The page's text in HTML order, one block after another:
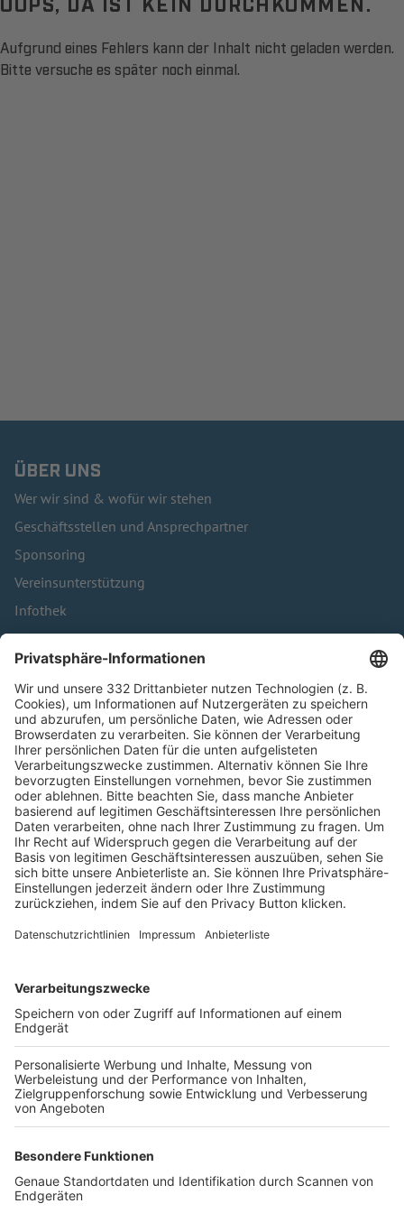
Aufgrund eines Fehlers kann der Inhalt nicht geladen werden.
Bitte versuche es später noch einmal.
ÜBER UNS
Wer wir sind & wofür wir stehen
Geschäftsstellen und Ansprechpartner
Sponsoring
Vereinsunterstützung
Infothek
Kontakt
HÄUFIG BESUCHTE SEITEN
Pässe und Vereinswechsel
Trainerausbildung
Schulungsangebot Vereinsmitarbeiter
BFV-Geschäftsstellen
Trainerbörse
Login SpielPlus
FOLGE DEM BFV
TOP-VEREINE
TOP-PARTNER